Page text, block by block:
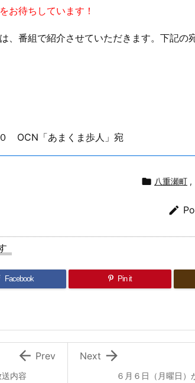
お待ちしています！
、番組で紹介させていただきます。下記の
OCN「あまくま歩人」宛
 八重瀬町 ,

Facebook Pin it
６月６日（月曜日）

Next
内容
 Prev